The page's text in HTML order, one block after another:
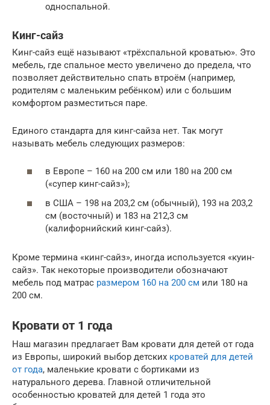
односпальной.
Кинг-сайз
Кинг-сайз ещё называют «трёхспальной кроватью». Это
мебель, где спальное место увеличено до предела, что
позволяет действительно спать втроём (например,
родителям с маленьким ребёнком) или с большим
комфортом разместиться паре.
Единого стандарта для кинг-сайза нет. Так могут
называть мебель следующих размеров:
в Европе – 160 на 200 см или 180 на 200 см
(«супер кинг-сайз»);
в США – 198 на 203,2 см (обычный), 193 на 203,2
см (восточный) и 183 на 212,3 см
(калифорнийский кинг-сайз).
Кроме термина «кинг-сайз», иногда используется «куин-
сайз». Так некоторые производители обозначают
мебель под матрас размером 160 на 200 см или 180 на
200 см.
Кровати от 1 года
Наш магазин предлагает Вам кровати для детей от года
из Европы, широкий выбор детских кроватей для детей
от года, маленькие кровати с бортиками из
натурального дерева. Главной отличительной
особенностью кроватей для детей 1 года это